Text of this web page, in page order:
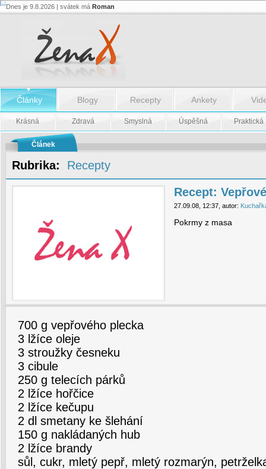
Recept:
Dnes je 9.8.2026 | svátek má Roman
Články Blogy Recepty Ankety
Krásná Zdravá Smyslná Úspěšná Praktická
Článek
Rubrika: Recepty
Recept:
27.09.08, 12:37, autor:
Pokrmy z masa
700 g vepřového plecka
3 lžíce oleje
3 stroužky česneku
3 cibule
250 g telecích párků
2 lžíce hořčice
2 lžíce kečupu
2 dl smetany ke šlehání
150 g nakládaných hub
2 lžíce brandy
sůl, cukr, mletý pepř, mletý rozmarýn,